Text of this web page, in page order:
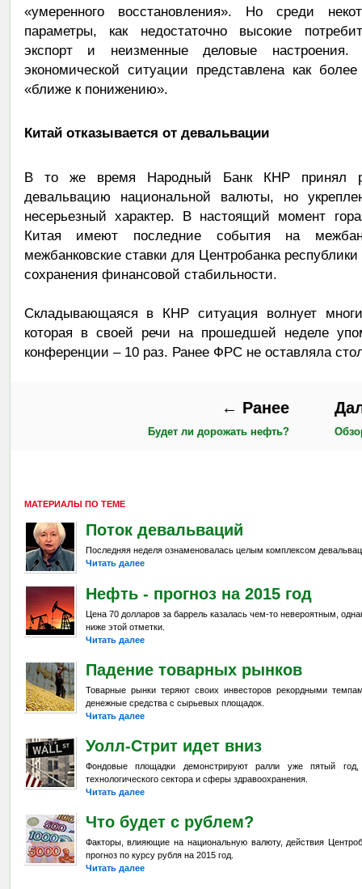
«умеренного восстановления». Но среди
параметры, как недостаточно высокие
экспорт и неизменные деловые
экономической ситуации представлена как
«ближе к понижению».
Китай отказывается от девальвации
В то же время Народный Банк КНР принял
девальвацию национальной валюты, но
несерьезный характер. В настоящий момент
Китая имеют последние события на
межбанковские ставки для Центробанка
сохранения финансовой стабильности.
Складывающаяся в КНР ситуация волнует
которая в своей речи на прошедшей неделе
конференции – 10 раз. Ранее ФРС не оставляла
← Ранее
Будет ли дорожать нефть?
МАТЕРИАЛЫ ПО ТЕМЕ
Поток девальваций
Последняя неделя ознаменовалась целым комплексом
Читать далее
Нефть - прогноз на 2015 год
Цена 70 долларов за баррель казалась чем-то невероятным,
ниже этой отметки.
Читать далее
Падение товарных рынков
Товарные рынки теряют своих инвесторов рекордными
денежные средства с сырьевых площадок.
Читать далее
Уолл-Стрит идет вниз
Фондовые площадки демонстрируют ралли уже пятый
технологического сектора и сферы здравоохранения.
Читать далее
Что будет с рублем?
Факторы, влияющие на национальную валюту, действия
прогноз по курсу рубля на 2015 год.
Читать далее